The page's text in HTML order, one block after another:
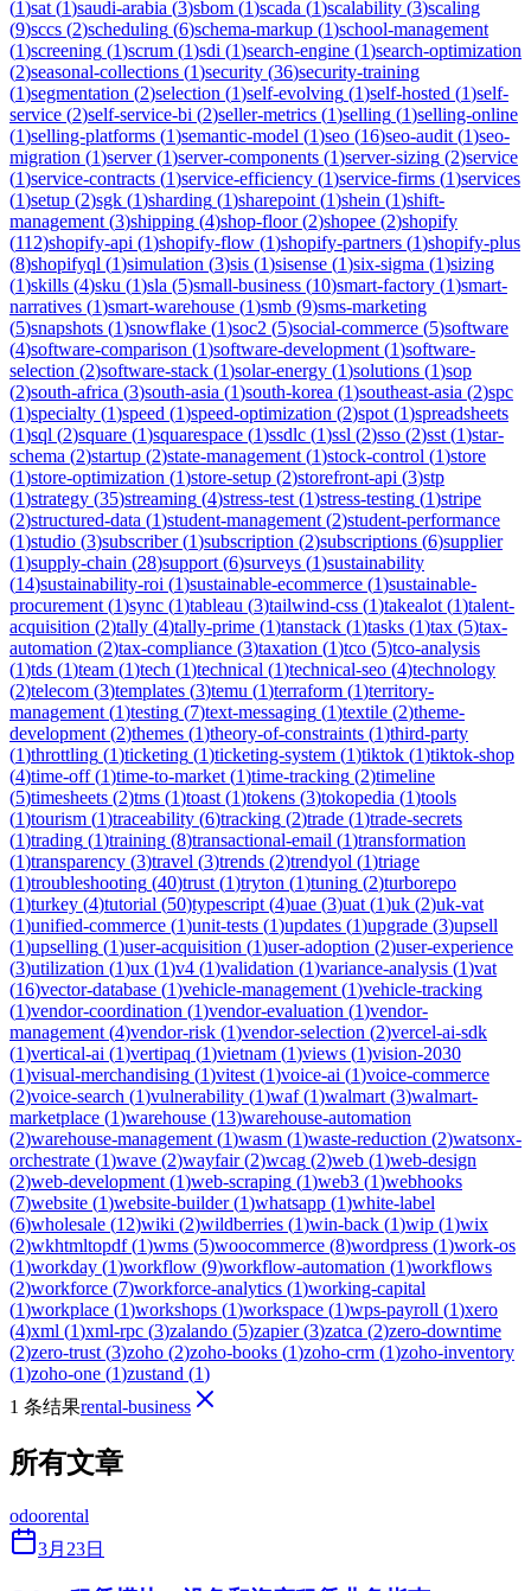
(1)sat (1)saudi-arabia (3)sbom (1)scada (1)scalability (3)scaling
(9)sccs (2)scheduling (6)schema-markup (1)school-management
(1)screening (1)scrum (1)sdi (1)search-engine (1)search-optimization
(2)seasonal-collections (1)security (36)security-training
(1)segmentation (2)selection (1)self-evolving (1)self-hosted (1)self-
service (2)self-service-bi (2)seller-metrics (1)selling (1)selling-online
(1)selling-platforms (1)semantic-model (1)seo (16)seo-audit (1)seo-
migration (1)server(1)server-components (1)server-sizing (2)service
(1)service-contracts (1)service-efficiency (1)service-firms (1)services
(1)setup (2)sgk (1)sharding (1)sharepoint (1)shein (1)shift-
management (3)shipping (4)shop-floor(2)shopee (2)shopify
(112)shopify-api (1)shopify-flow (1)shopify-partners (1)shopify-plus
(8)shopifyql (1)simulation (3)sis (1)sisense (1)six-sigma (1)sizing
(1)skills (4)sku (1)sla (5)small-business (10)smart-factory (1)smart-
narratives (1)smart-warehouse (1)smb (9)sms-marketing
(5)snapshots (1)snowflake (1)soc2 (5)social-commerce (5)software
(4)software-comparison (1)software-development (1)software-
selection (2)software-stack (1)solar-energy (1)solutions (1)sop
(2)south-africa (3)south-asia (1)south-korea (1)southeast-asia (2)spc
(1)specialty (1)speed (1)speed-optimization (2)spot (1)spreadsheets
(1)sql (2)square (1)squarespace (1)ssdlc (1)ssl (2)sso (2)sst (1)star-
schema (2)startup (2)state-management (1)stock-control (1)store
(1)store-optimization (1)store-setup (2)storefront-api (3)stp
(1)strategy (35)streaming (4)stress-test (1)stress-testing (1)stripe
(2)structured-data (1)student-management (2)student-performance
(1)studio (3)subscriber(1)subscription (2)subscriptions (6)supplier
(1)supply-chain (28)support (6)surveys (1)sustainability
(14)sustainability-roi (1)sustainable-ecommerce (1)sustainable-
procurement (1)sync (1)tableau (3)tailwind-css (1)takealot (1)talent-
acquisition (2)tally (4)tally-prime (1)tanstack (1)tasks (1)tax (5)tax-
automation (2)tax-compliance (3)taxation (1)tco (5)tco-analysis
(1)tds (1)team (1)tech (1)technical (1)technical-seo (4)technology
(2)telecom (3)templates (3)temu (1)terraform (1)territory-
management (1)testing (7)text-messaging (1)textile (2)theme-
development (2)themes (1)theory-of-constraints (1)third-party
(1)throttling (1)ticketing (1)ticketing-system (1)tiktok (1)tiktok-shop
(4)time-off(1)time-to-market (1)time-tracking (2)timeline
(5)timesheets (2)tms (1)toast (1)tokens (3)tokopedia (1)tools
(1)tourism (1)traceability (6)tracking (2)trade (1)trade-secrets
(1)trading (1)training (8)transactional-email (1)transformation
(1)transparency (3)travel (3)trends (2)trendyol (1)triage
(1)troubleshooting (40)trust (1)tryton (1)tuning (2)turborepo
(1)turkey (4)tutorial (50)typescript (4)uae (3)uat (1)uk (2)uk-vat
(1)unified-commerce (1)unit-tests (1)updates (1)upgrade (3)upsell
(1)upselling (1)user-acquisition (1)user-adoption (2)user-experience
(3)utilization (1)ux (1)v4 (1)validation (1)variance-analysis (1)vat
(16)vector-database (1)vehicle-management (1)vehicle-tracking
(1)vendor-coordination (1)vendor-evaluation (1)vendor-
management (4)vendor-risk (1)vendor-selection (2)vercel-ai-sdk
(1)vertical-ai (1)vertipaq (1)vietnam (1)views (1)vision-2030
(1)visual-merchandising (1)vitest (1)voice-ai (1)voice-commerce
(2)voice-search (1)vulnerability (1)waf(1)walmart (3)walmart-
marketplace (1)warehouse (13)warehouse-automation
(2)warehouse-management (1)wasm (1)waste-reduction (2)watsonx-
orchestrate (1)wave (2)wayfair(2)wcag (2)web (1)web-design
(2)web-development (1)web-scraping (1)web3 (1)webhooks
(7)website (1)website-builder(1)whatsapp (1)white-label
(6)wholesale (12)wiki (2)wildberries (1)win-back (1)wip (1)wix
(2)wkhtmltopdf(1)wms (5)woocommerce (8)wordpress (1)work-os
(1)workday (1)workflow (9)workflow-automation (1)workflows
(2)workforce (7)workforce-analytics (1)working-capital
(1)workplace (1)workshops (1)workspace (1)wps-payroll (1)xero
(4)xml (1)xml-rpc (3)zalando (5)zapier(3)zatca (2)zero-downtime
(2)zero-trust (3)zoho (2)zoho-books (1)zoho-crm (1)zoho-inventory
(1)zoho-one (1)zustand (1)
1 条结果rental-business
所有文章
odoorental
3月23日